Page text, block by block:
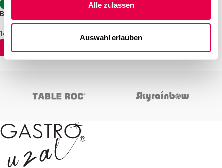
Alle zulassen
Auswahl erlauben
Banketttisch EC-HS (3
Größen)
148,69
(inkl. MwSt.)